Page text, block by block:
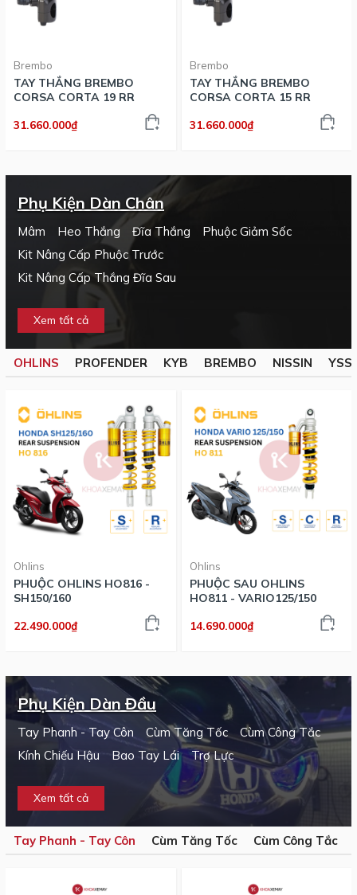
Brembo
TAY THẮNG BREMBO
CORSA CORTA 19 RR
31.660.000₫
Brembo
TAY THẮNG BREMBO
CORSA CORTA 15 RR
31.660.000₫
Phụ Kiện Dàn Chân
Mâm Heo Thắng Đĩa Thắng
Phuộc Giảm Sốc
Kit Nâng Cấp Phuộc Trước
Kit Nâng Cấp Thắng Đĩa Sau
Xem tất cả
OHLINS PROFENDER KYB BREMBO NISSIN YSS
Ohlins
PHUỘC OHLINS HO816 -
SH150/160
22.490.000₫
Ohlins
PHUỘC SAU OHLINS
HO811 - VARIO125/150
14.690.000₫
Phụ Kiện Dàn Đầu
Tay Phanh - Tay Côn Cùm Tăng Tốc
Cùm Công Tắc
Kính Chiếu Hậu
Bao Tay Lái Trợ Lực
Xem tất cả
Tay Phanh - Tay Côn Cùm Tăng Tốc Cùm Công Tắc